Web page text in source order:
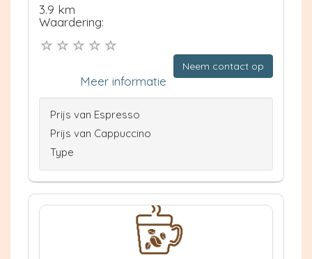
3.9 km
Waardering:
Neem contact op
Meer informatie
Prijs van Espresso
Prijs van Cappuccino
Type